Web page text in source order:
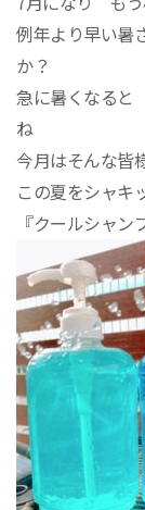
例年より早い暑
か？
急に暑くなると
ね
今月はそんな皆
この夏をシャキ
『クールシャ